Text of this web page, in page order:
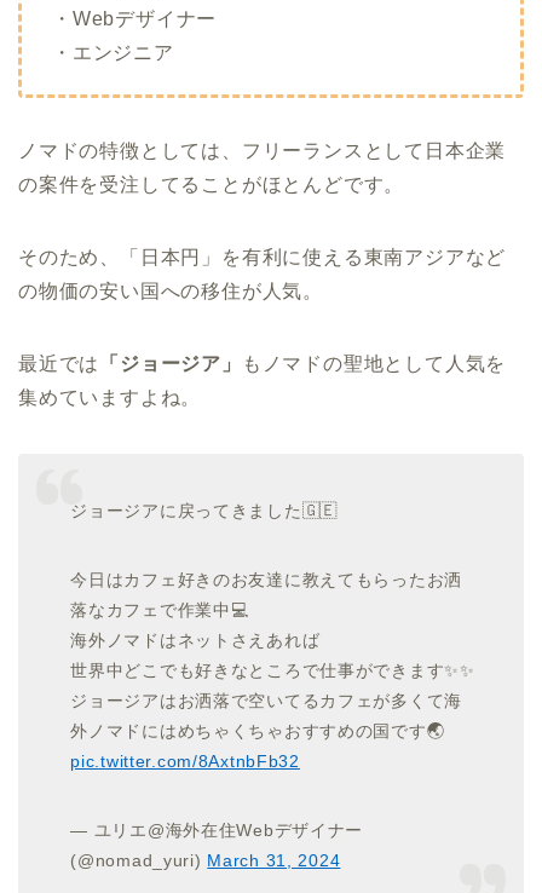
・Webデザイナー
・エンジニア
ノマドの特徴としては、フリーランスとして日本企業
の案件を受注してることがほとんどです。
そのため、「日本円」を有利に使える東南アジアなど
の物価の安い国への移住が人気。
最近では 「ジョージア」
もノマドの聖地として人気を
集めていますよね。
ジョージアに戻ってきました🇬🇪
今日はカフェ好きのお友達に教えてもらったお洒
落なカフェで作業中💻
海外ノマドはネットさえあれば
世界中どこでも好きなところで仕事ができます✨✨
ジョージアはお洒落で空いてるカフェが多くて海
外ノマドにはめちゃくちゃおすすめの国です🌏
pic.twitter.com/8AxtnbFb32
— ユリエ@海外在住Webデザイナー
(@nomad_yuri) March 31, 2024